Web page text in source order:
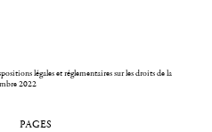
légales et réglementaires sur les droits de la
2022
PAGES